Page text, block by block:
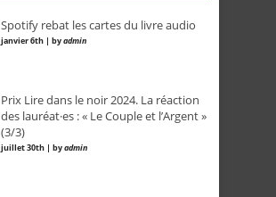
Spotify rebat les cartes du livre audio
janvier 6th | byadmin
Prix Lire dans le noir 2024. La réaction
des lauréat·es : « Le Couple et l’Argent »
(3/3)
juillet 30th | byadmin